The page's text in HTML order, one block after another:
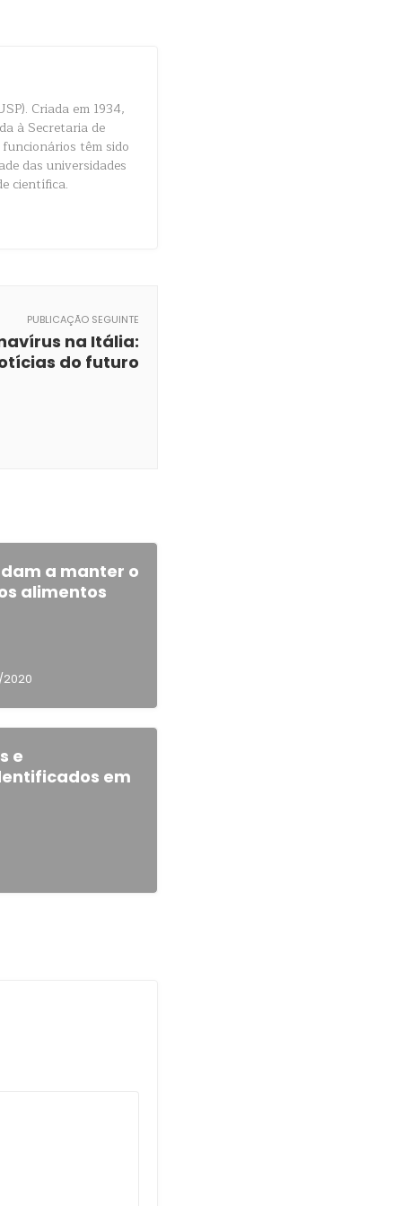
Criada em 1934,
à Secretaria de
têm sido
das universidades
científica.
PUBLICAÇÃO SEGUINTE
na Itália:
do futuro
a manter o
alimentos
e
em